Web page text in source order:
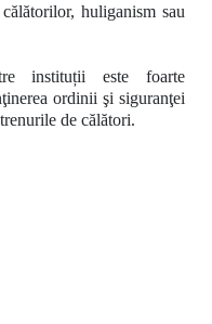
huliganism sau
instituții este foarte
ordinii şi siguranţei
de călători.